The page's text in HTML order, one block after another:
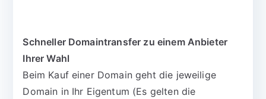
Schneller Domaintransfer zu einem Anbieter
Ihrer Wahl
Beim Kauf einer Domain geht die jeweilige
Domain in Ihr Eigentum (Es gelten die